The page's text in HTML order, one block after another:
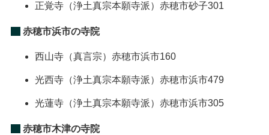
正覚寺（浄土真宗本願寺派） 赤穂市砂子301
赤穂市浜市の寺院
西山寺（真言宗） 赤穂市浜市160
光西寺（浄土真宗本願寺派） 赤穂市浜市479
光蓮寺（浄土真宗本願寺派） 赤穂市浜市305
赤穂市木津の寺院